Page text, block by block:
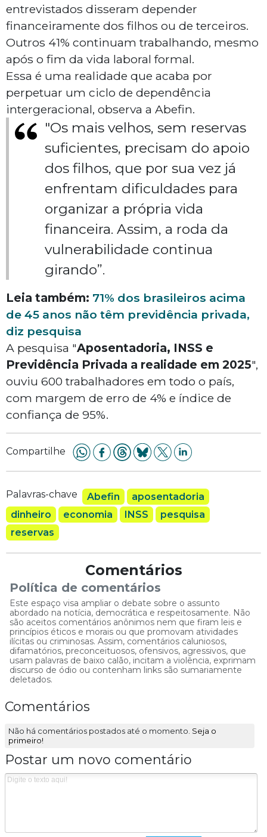
entrevistados disseram depender
financeiramente dos filhos ou de terceiros.
Outros 41% continuam trabalhando, mesmo
após o fim da vida laboral formal.
Essa é uma realidade que acaba por
perpetuar um ciclo de dependência
intergeracional, observa a Abefin.
"Os mais velhos, sem reservas
suficientes, precisam do apoio
dos filhos, que por sua vez já
enfrentam dificuldades para
organizar a própria vida
financeira. Assim, a roda da
vulnerabilidade continua
girando”.
Leia também: 71% dos brasileiros acima
de 45 anos não têm previdência privada,
diz pesquisa
A pesquisa "Aposentadoria, INSS e
Previdência Privada a realidade em 2025",
ouviu 600 trabalhadores em todo o país,
com margem de erro de 4% e índice de
confiança de 95%.
Compartilhe
Palavras-chave Abefin
aposentadoria
dinheiro
economia INSS
pesquisa
reservas
Comentários
Política de comentários
Este espaço visa ampliar o debate sobre o assunto
abordado na notícia, democrática e respeitosamente. Não
são aceitos comentários anônimos nem que firam leis e
princípios éticos e morais ou que promovam atividades
ilícitas ou criminosas. Assim, comentários caluniosos,
difamatórios, preconceituosos, ofensivos, agressivos, que
usam palavras de baixo calão, incitam a violência, exprimam
discurso de ódio ou contenham links são sumariamente
deletados.
Comentários
Não há comentários postados até o momento. Seja o
primeiro!
Postar um novo comentário